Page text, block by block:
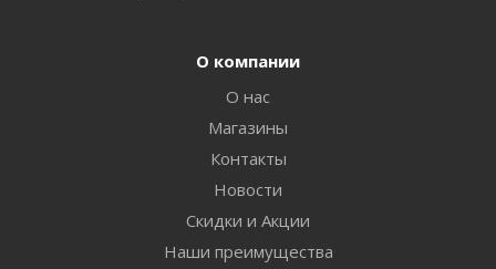
О компании
О нас
Магазины
Контакты
Новости
Скидки и Акции
Наши преимущества